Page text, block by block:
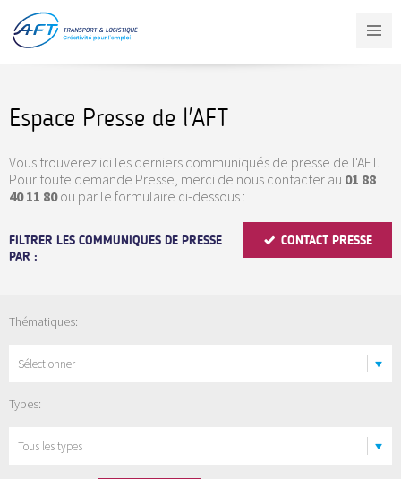
contenu
principal
Espace Presse de l'AFT
Vous trouverez ici les derniers communiqués de presse de l'AFT.
Pour toute demande Presse, merci de nous contacter au 01 88
40 11 80ou par le formulaire ci-dessous :
CONTACT PRESSE
FILTRER LES COMMUNIQUES DE PRESSE
PAR :
Thématiques:
Sélectionner
Types: